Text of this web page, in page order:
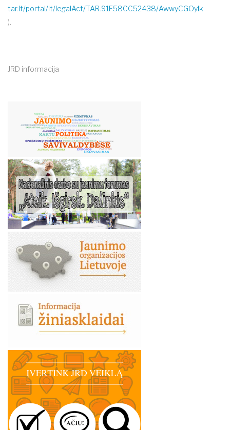
tar.lt/portal/lt/legalAct/TAR.91F58CC52438/AwwyCGOylk
).
JRD informacija